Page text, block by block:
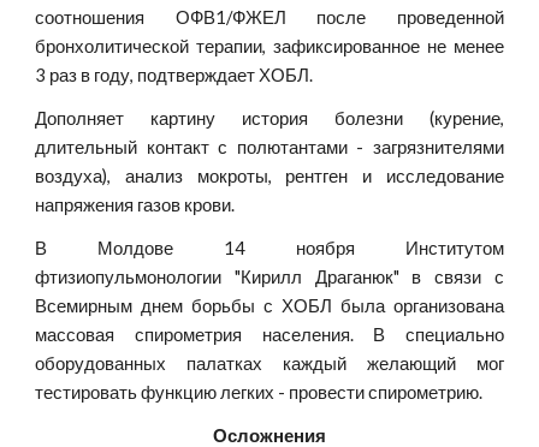
соотношения ОФВ1/ФЖЕЛ после проведенной
бронхолитической терапии, зафиксированное не менее
3 раз в году, подтверждает ХОБЛ.
Дополняет картину история болезни (курение,
длительный контакт с полютантами - загрязнителями
воздуха), анализ мокроты, рентген и исследование
напряжения газов крови.
В Молдове 14 ноября Институтом
фтизиопульмонологии "Кирилл Драганюк" в связи с
Всемирным днем борьбы с ХОБЛ была организована
массовая спирометрия населения. В специально
оборудованных палатках каждый желающий мог
тестировать функцию легких - провести спирометрию.
Осложнения